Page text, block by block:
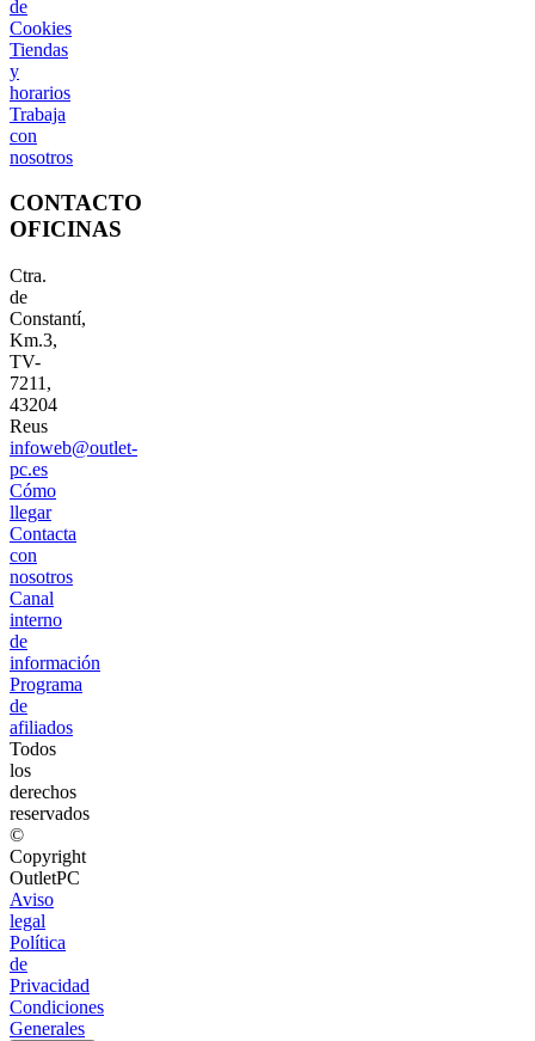
de
Cookies
Tiendas
y
horarios
Trabaja
con
nosotros
CONTACTO
OFICINAS
Ctra.
de
Constantí,
Km.3,
TV-
7211,
43204
Reus
infoweb@outlet-
pc.es
Cómo
llegar
Contacta
con
nosotros
Canal
interno
de
información
Programa
de
afiliados
Todos
los
derechos
reservados
©
Copyright
OutletPC
Aviso
legal
Política
de
Privacidad
Condiciones
Generales